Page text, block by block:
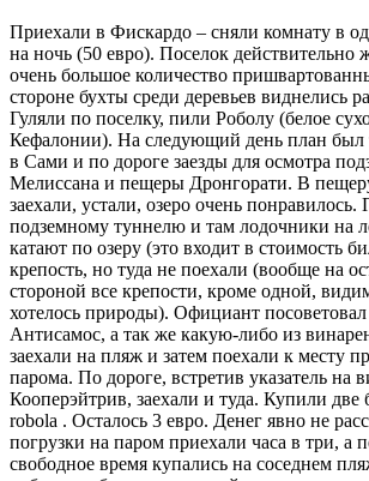
Приехали в Фискардо – сняли комнату в
на ночь (50 евро). Поселок действительно
очень большое количество
стороне бухты среди деревьев виднелись
Гуляли по поселку, пили Роболу (белое
Кефалонии). На следующий день план был
в Сами и по дороге заезды для осмотра
Мелиссана и пещеры Дронгорати. В
заехали, устали, озеро очень
подземному туннелю и там лодочники на
катают по озеру (это входит в стоимость
крепость, но туда не поехали (вообще на
стороной все крепости, кроме одной,
хотелось природы). Официант
Антисамос, а так же какую-либо из
заехали на пляж и затем поехали к месту
парома. По дороге, встретив указатель на
Кооперэйтрив, заехали и туда. Купили две
robola . Осталось 3 евро. Денег явно не
погрузки на паром приехали часа в три, а
свободное время купались на соседнем